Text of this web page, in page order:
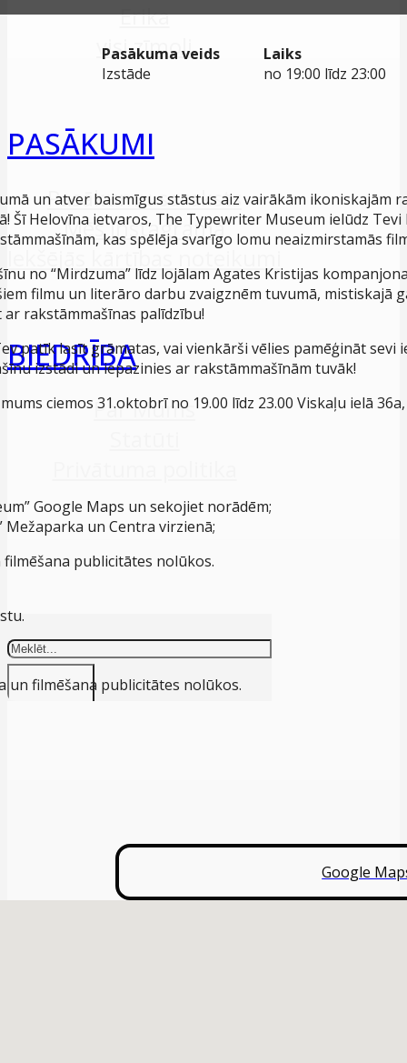
Erika
visi zīmoli
PASĀKUMI
Pasākumu saraksts
Mēs Instagramā
Iekšējās kārtības noteikumi
BIEDRĪBA
Par Mums
Search
Pasākuma veids
Izstāde
Laiks
no 19:00 līdz 23:00
un atver baismīgus stāstus aiz vairākām ikoniskajām
Šī Helovīna ietvaros, The Typewriter Museum ielūdz
kas spēlēja svarīgo lomu neaizmirstamās
no “Mirdzuma” līdz lojālam Agates Kristijas
filmu un literāro darbu zvaigznēm tuvumā, mistiskajā
rakstāmmašīnas palīdzību!
patīk lasīt grāmatas, vai vienkārši vēlies pamēģināt
izstādi un iepazinies ar rakstāmmašīnām tuvāk!
ciemos 31.oktobrī no 19.00 līdz 23.00 Viskaļu ielā
Google Maps un sekojiet norādēm;
Mežaparka un Centra virzienā;
publicitātes nolūkos.
un filmēšana publicitātes nolūkos.
Google